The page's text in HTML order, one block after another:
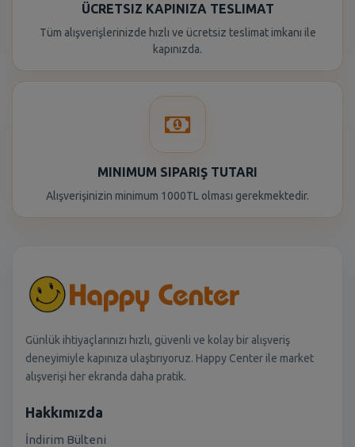
ÜCRETSIZ KAPINIZA TESLIMAT
Tüm alışverişlerinizde hızlı ve ücretsiz teslimat imkanı ile
kapınızda.
MINIMUM SIPARIŞ TUTARI
Alışverişinizin minimum 1000TL olması gerekmektedir.
Günlük ihtiyaçlarınızı hızlı, güvenli ve kolay bir alışveriş
deneyimiyle kapınıza ulaştırıyoruz. Happy Center ile market
alışverişi her ekranda daha pratik.
Hakkımızda
İndirim Bülteni